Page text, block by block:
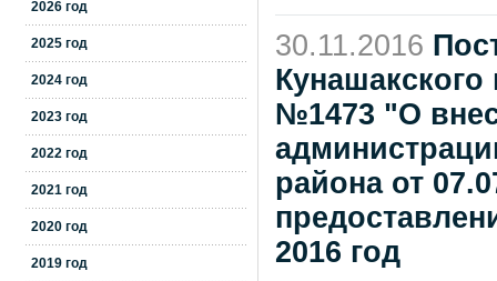
2026 год
2025 год
2024 год
2023 год
2022 год
2021 год
2020 год
2019 год
30.11.2016
Кунашакского
№1473 "О
района от
2016 год